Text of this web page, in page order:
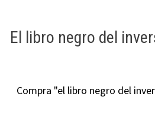
El libro negro del
Compra "el libro negro del